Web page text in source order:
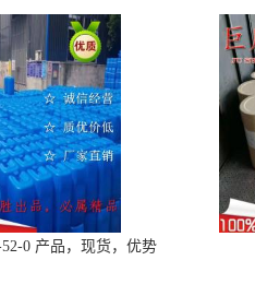
0 产品，现货，优势